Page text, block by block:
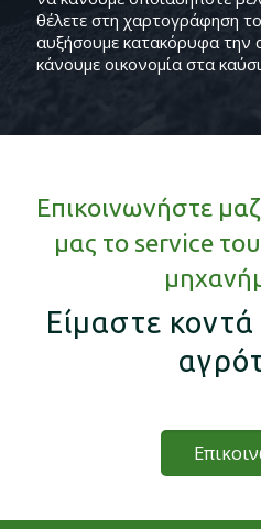
θέλετε στη χαρτογράφηση
αυξήσουμε κατακόρυφα την
κάνουμε οικονομία στα
Επικοινωνήστε
μας το service
Είμαστε